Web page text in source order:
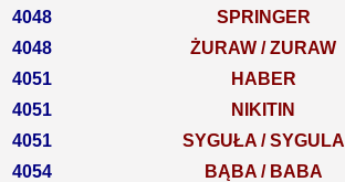
4048
SPRINGER
4048
ŻURAW / ZURAW
4051
HABER
4051
NIKITIN
4051
SYGUŁA / SYGULA
4054
BĄBA / BABA